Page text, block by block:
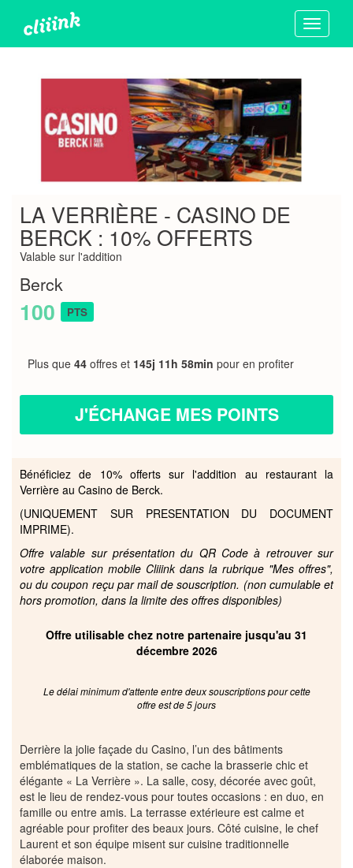
Toggle
LA VERRIÈRE - CASINO DE
BERCK : 10% OFFERTS
Valable sur l'addition
Berck
100 PTS
Plus que 44 offres et 145j 11h 58min pour en profiter
J'ÉCHANGE MES POINTS
Bénéficiez de 10% offerts sur l'addition au restaurant la
Verrière au Casino de Berck.
(UNIQUEMENT SUR PRESENTATION DU DOCUMENT
IMPRIME).
Offre valable sur présentation du QR Code à retrouver sur
votre application mobile Cliiink dans la rubrique "Mes offres",
ou du coupon reçu par mail de souscription. (non cumulable et
hors promotion, dans la limite des offres disponibles)
Offre utilisable chez notre partenaire jusqu'au 31
décembre 2026
Le délai minimum d'attente entre deux souscriptions pour cette
offre est de 5 jours
Derrière la jolie façade du Casino, l’un des bâtiments
emblématiques de la station, se cache la brasserie chic et
élégante « La Verrière ». La salle, cosy, décorée avec goût,
est le lieu de rendez-vous pour toutes occasions : en duo, en
famille ou entre amis. La terrasse extérieure est calme et
agréable pour profiter des beaux jours. Côté cuisine, le chef
Laurent et son équipe misent sur cuisine traditionnelle
élaborée maison.